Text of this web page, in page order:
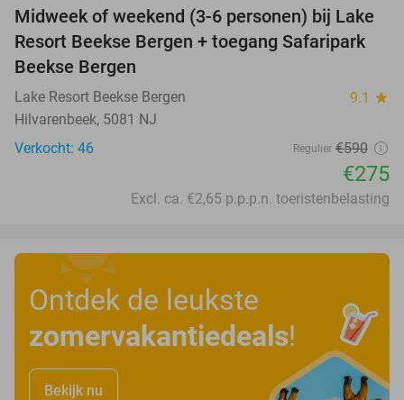
53%
Midweek of weekend (3-6 personen) bij Lake
Resort Beekse Bergen + toegang Safaripark
Beekse Bergen
Lake Resort Beekse Bergen 9.1 star
Hilvarenbeek, 5081 NJ
Verkocht: 46
Regulier €590
€275
Excl. ca. €2,65 p.p.p.n. toeristenbelasting
Ontdek de leukste
zomervakantiedeals!
Bekijk nu